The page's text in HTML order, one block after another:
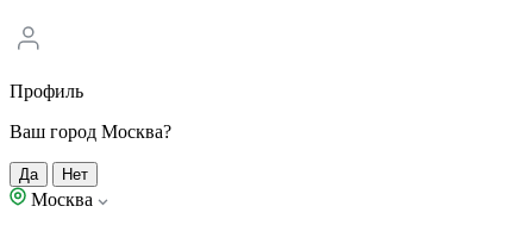
Профиль
Ваш город Москва?
Да Нет
Москва